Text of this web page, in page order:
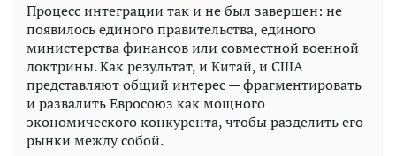
Процесс интеграции так и не был завершен: не
появилось единого правительства, единого
министерства финансов или совместной военной
доктрины. Как результат, и Китай, и США
представляют общий интерес — фрагментировать
и развалить Евросоюз как мощного
экономического конкурента, чтобы разделить его
рынки между собой.